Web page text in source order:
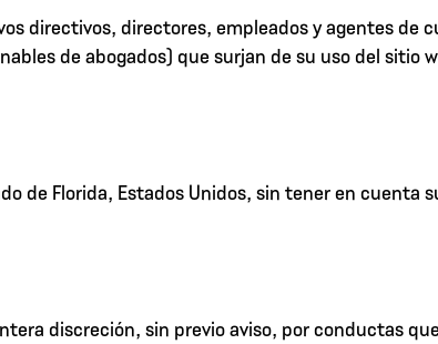
directivos, directores, empleados y agentes de
de abogados) que surjan de su uso del sitio
de Florida, Estados Unidos, sin tener en cuenta
discreción, sin previo aviso, por conductas